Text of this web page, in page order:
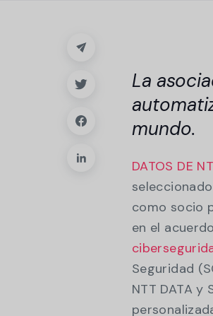
La
mundo.
DATOS DE
seleccionado
como socio
en el
Seguridad
NTT DATA